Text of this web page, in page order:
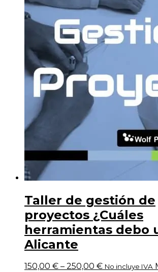
Taller de gestión de
proyectos ¿Cuáles
herramientas debo
Alicante
150,00 € – 250,00 € No incluye IVA